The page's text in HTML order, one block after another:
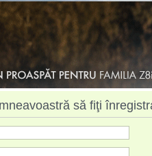
să fiţi